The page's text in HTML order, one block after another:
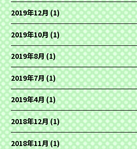
2019年12月(1)
2019年10月(1)
2019年8月(1)
2019年7月(1)
2019年4月(1)
2018年12月(1)
2018年11月(1)